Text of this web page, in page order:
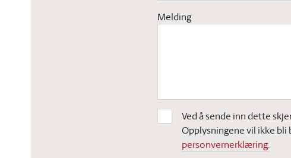
Melding
Ved å sende inn dette
Opplysningene vil ikke
personvernerklæring.